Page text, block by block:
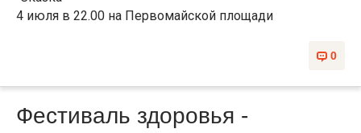
4 июля в 22.00 на Первомайской площади
0
Фестиваль здоровья -